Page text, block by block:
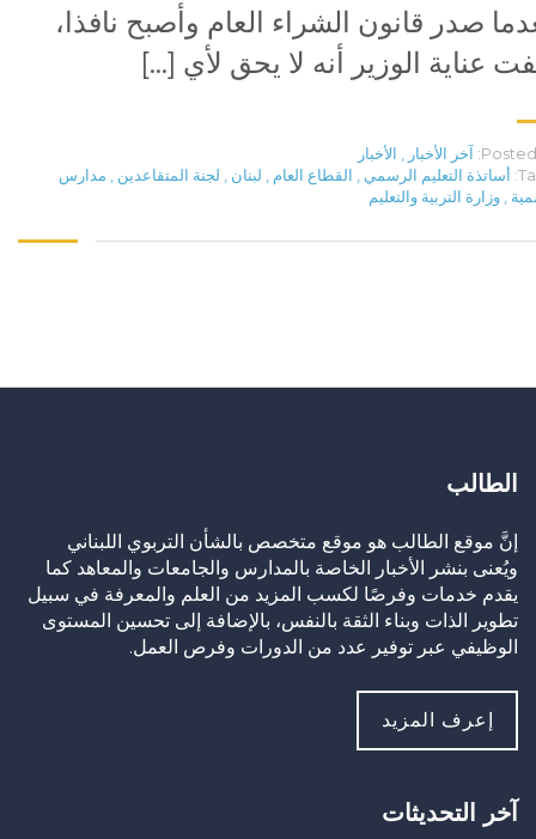
صدر قانون الشراء العام وأصبح نافذا،
عناية الوزير أنه لا يحق لأي […]
Posted آخر الأخبار
الأخبار
أساتذة التعليم الرسمي القطاع العام لبنان لجنة المتقاعدين
مدارس
وزارة التربية والتعليم
الطالب
إنَّ موقع الطالب هو موقع متخصص بالشأن التربوي اللبناني
ويُعنى بنشر الأخبار الخاصة بالمدارس والجامعات والمعاهد كما
يقدم خدمات وفرصًا لكسب المزيد من العلم والمعرفة في سبيل
تطوير الذات وبناء الثقة بالنفس، بالإضافة إلى تحسين المستوى
الوظيفي عبر توفير عدد من الدورات وفرص العمل.
إعرف المزيد
آخر التحديثات